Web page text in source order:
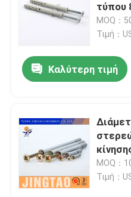
τύπου
MOQ：
Τιμή：
Καλύτερη τιμή
MOQ：
Τιμή：